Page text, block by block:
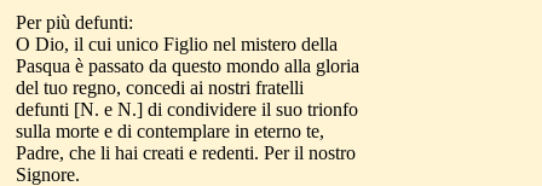
Per più defunti:
O Dio, il cui unico Figlio nel mistero della
Pasqua è passato da questo mondo alla gloria
del tuo regno, concedi ai nostri fratelli
defunti [N. e N.] di condividere il suo trionfo
sulla morte e di contemplare in eterno te,
Padre, che li hai creati e redenti. Per il nostro
Signore.